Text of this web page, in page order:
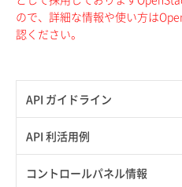
API ガイドライン
APIのご利用について
API 利活用例
APIでAPIサブユーザーを作成する
コントロールパネル情報
ので、詳細な情報や使い方は
認ください。